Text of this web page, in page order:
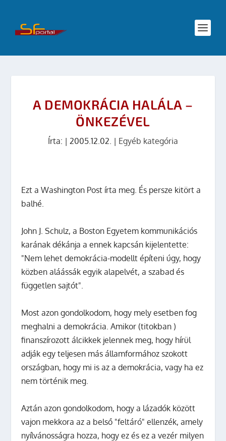
A DEMOKRÁCIA HALÁLA –
ÖNKEZÉVEL
Írta: | 2005.12.02. | Egyéb kategória
Ezt a Washington Post írta meg. És persze kitört a
balhé.
John J. Schulz, a Boston Egyetem kommunikációs
karának dékánja a ennek kapcsán kijelentette:
"Nem lehet demokrácia-modellt építeni úgy, hogy
közben aláássák egyik alapelvét, a szabad és
független sajtót".
Most azon gondolkodom, hogy mely esetben fog
meghalni a demokrácia. Amikor (titokban )
finanszírozott álcikkek jelennek meg, hogy hírül
adják egy teljesen más államformához szokott
országban, hogy mi is az a demokrácia, vagy ha ez
nem történik meg.
Aztán azon gondolkodom, hogy a lázadók között
vajon mekkora az a belső "feltáró" ellenzék, amely
nyílvánosságra hozza, hogy ez és ez a vezér milyen